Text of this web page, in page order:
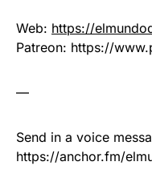
Web: https://
Patreon: https://
—
Send in a voice
https://anchor.fm/